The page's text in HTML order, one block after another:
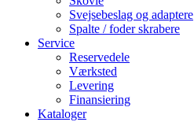
Svejsebeslag og adaptere
Spalte / foder skrabere
Service
Reservedele
Værksted
Levering
Finansiering
Kataloger